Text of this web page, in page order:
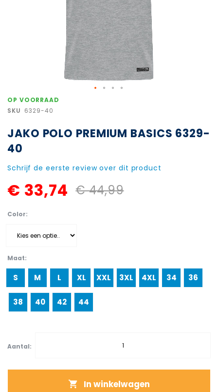
OP VOORRAAD
SKU 6329-40
JAKO POLO PREMIUM BASICS 6329-
40
Schrijf de eerste review over dit product
€ 33,74 € 44,99
Color
Maat
S M L XL XXL 3XL 4XL 34 36
38 40 42 44
Aantal:
In winkelwagen
Ga
naar
van
de
afbeeldingen-